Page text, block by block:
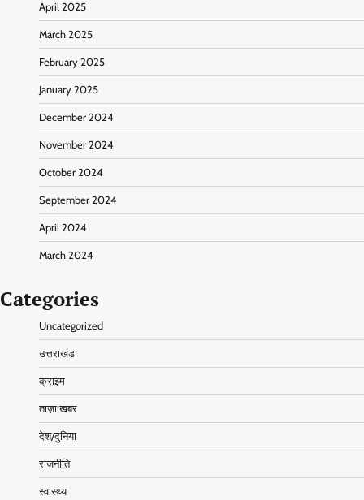
April 2025
March 2025
February 2025
January 2025
December 2024
November 2024
October 2024
September 2024
April 2024
March 2024
Categories
Uncategorized
उत्तराखंड
क्राइम
ताज़ा खबर
देश/दुनिया
राजनीति
स्वास्थ्य